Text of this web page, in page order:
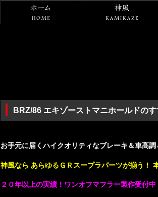
BRZ/86 エキゾーストマニホールドの
お手元に届くハイクオリティなブレーキ＆車高
神風なら あらゆるＧＲスープラパーツが揃う！
２０年以上の実績！ワンオフマフラー製作受付中